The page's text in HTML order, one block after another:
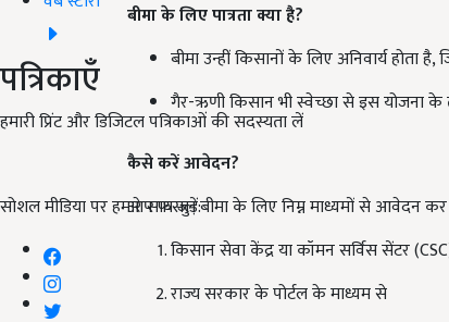
पत्रिकाएँ
हमारी प्रिंट और डिजिटल पत्रिकाओं की सदस्यता लें
सोशल मीडिया पर हमारे साथ जुड़ें:
बीमा के लिए पात्रता क्या है?
बीमा उन्हीं किसानों के लिए अनिवार्य होता
गैर-ऋणी किसान भी स्वेच्छा से इस योजना
कैसे करें आवेदन?
आप फसल बीमा के लिए निम्न माध्यमों से आवेदन
किसान सेवा केंद्र या कॉमन सर्विस सेंटर
राज्य सरकार के पोर्टल के माध्यम से